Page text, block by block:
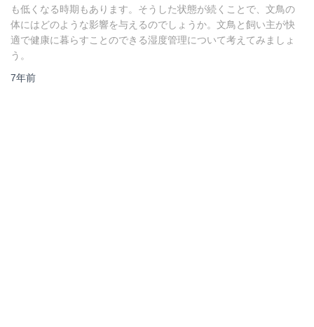
も低くなる時期もあります。そうした状態が続くことで、文鳥の
体にはどのような影響を与えるのでしょうか。文鳥と飼い主が快
適で健康に暮らすことのできる湿度管理について考えてみましょ
う。
7年前